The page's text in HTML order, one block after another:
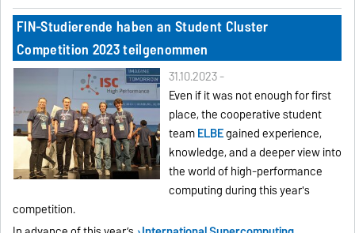
FIN-Studierende haben an Student Cluster
Competition 2023 teilgenommen
31.10.2023 -
Even if it was not enough for first
place, the cooperative student
teamELBEgained experience,
knowledge, and a deeper view into
the world of high-performance
computing during this year's
competition.